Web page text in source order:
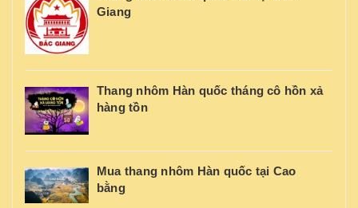
Giang
Thang nhôm Hàn quốc tháng cô hồn xả
hàng tồn
Mua thang nhôm Hàn quốc tại Cao
bằng